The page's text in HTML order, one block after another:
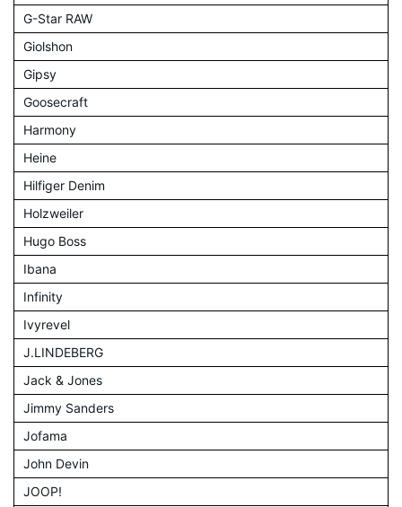
G-Star RAW
Giolshon
Gipsy
Goosecraft
Harmony
Heine
Hilfiger Denim
Holzweiler
Hugo Boss
Ibana
Infinity
Ivyrevel
J.LINDEBERG
Jack & Jones
Jimmy Sanders
Jofama
John Devin
JOOP!